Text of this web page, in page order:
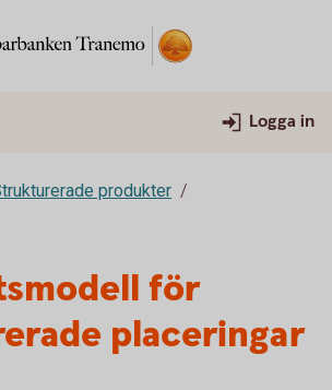
Logga in
produkter
för
placeringar